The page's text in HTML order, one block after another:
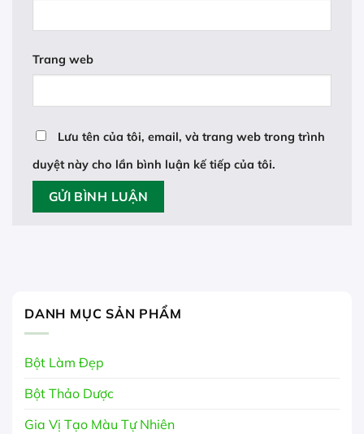
Trang web
Lưu tên của tôi, email, và trang web trong trình
duyệt này cho lần bình luận kế tiếp của tôi.
DANH MỤC SẢN PHẨM
Bột Làm Đẹp
Bột Thảo Dược
Gia Vị Tạo Màu Tự Nhiên